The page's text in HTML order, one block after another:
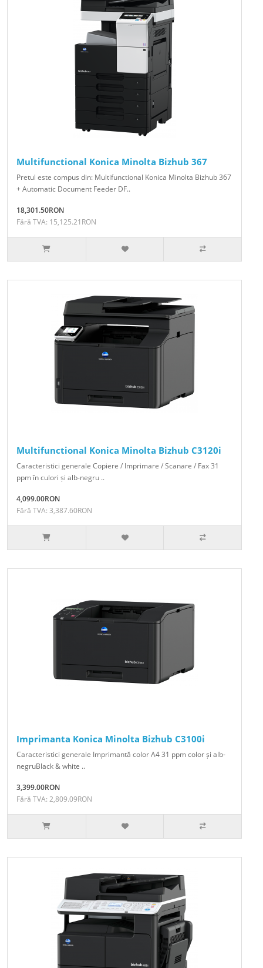
Multifunctional Konica Minolta Bizhub 367
Pretul este compus din: Multifunctional Konica Minolta Bizhub 367
+ Automatic Document Feeder DF..
18,301.50RON
Fără TVA: 15,125.21RON
Multifunctional Konica Minolta Bizhub C3120i
Caracteristici generale Copiere / Imprimare / Scanare / Fax 31
ppm în culori și alb-negru ..
4,099.00RON
Fără TVA: 3,387.60RON
Imprimanta Konica Minolta Bizhub C3100i
Caracteristici generale Imprimantă color A4 31 ppm color și alb-
negruBlack & white ..
3,399.00RON
Fără TVA: 2,809.09RON